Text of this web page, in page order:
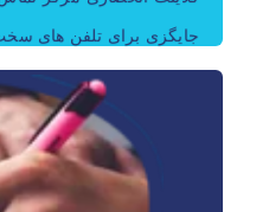
جایگزی برای تلفن های